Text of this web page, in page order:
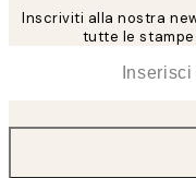
Inscriviti alla nostra
tutte le